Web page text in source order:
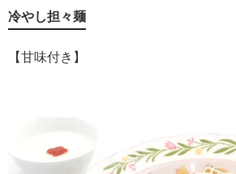
冷やし担々麺
【甘味付き】